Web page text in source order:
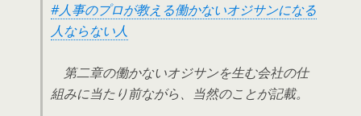
#人事のプロが教える働かないオジサンになる
人ならない人
第二章の働かないオジサンを生む会社の仕
組みに当たり前ながら、当然のことが記載。